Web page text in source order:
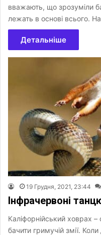
вважають, що зрозуміли
лежать в основі всього.
Детальніше
19 Грудня, 2021, 23:44
Інфрачервоні
Каліфорнійський ховрах –
бачити гримучій змії.